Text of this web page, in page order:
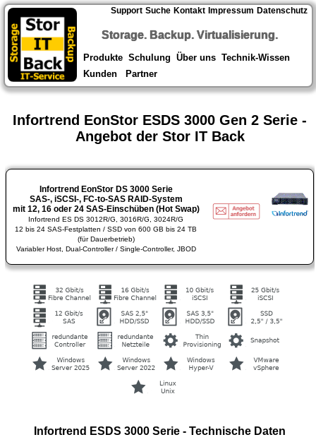
Support Suche Kontakt Impressum Datenschutz
Storage. Backup. Virtualisierung.
Produkte Schulung Über uns Technik-Wissen
Kunden
Partner
Infortrend EonStor ESDS 3000 Gen 2 Serie -
Angebot der Stor IT Back
Infortrend EonStor DS 3000 Serie
SAS-, iSCSI-, FC-to-SAS RAID-System
mit 12, 16 oder 24 SAS-Einschüben (Hot Swap)
Infortrend ES DS 3012R/G, 3016R/G, 3024R/G
12 bis 24 SAS-Festplatten / SSD von 600 GB bis 24 TB
(für Dauerbetrieb)
Variabler Host, Dual-Controller / Single-Controller, JBOD
Infortrend ESDS 3000 Serie - Technische Daten